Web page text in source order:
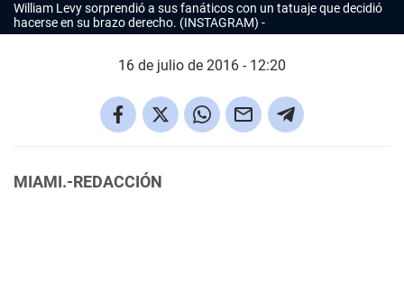
William Levy sorprendió a sus fanáticos con un tatuaje que decidió
hacerse en su brazo derecho. (INSTAGRAM)
16 de julio de 2016 - 12:20
MIAMI.-REDACCIÓN